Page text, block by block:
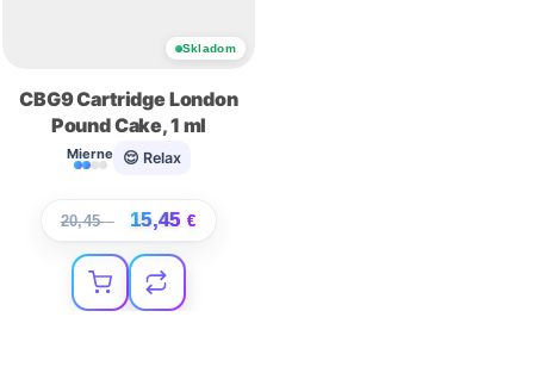
Skladom
CBG9 Cartridge London
Pound Cake, 1 ml
Mierne 😌 Relax
20,45€ 15,45 €